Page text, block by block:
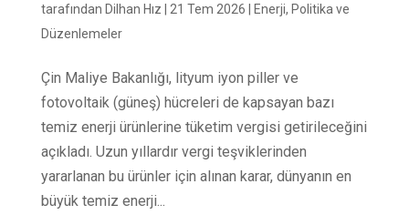
tarafından Dilhan Hız | 21 Tem 2026 | Enerji, Politika ve
Düzenlemeler
Çin Maliye Bakanlığı, lityum iyon piller ve
fotovoltaik (güneş) hücreleri de kapsayan bazı
temiz enerji ürünlerine tüketim vergisi getirileceğini
açıkladı. Uzun yıllardır vergi teşviklerinden
yararlanan bu ürünler için alınan karar, dünyanın en
büyük temiz enerji...